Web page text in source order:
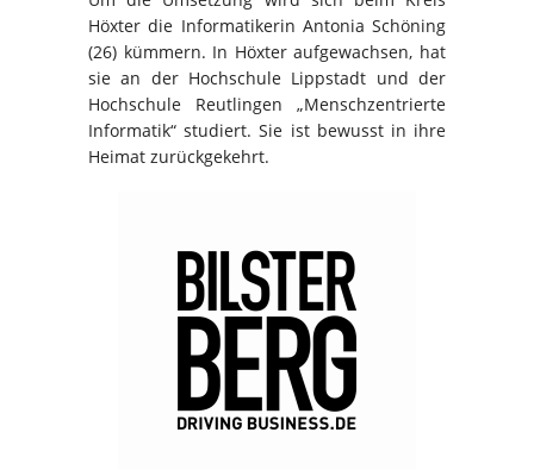
Höxter die Informatikerin Antonia Schöning
(26) kümmern. In Höxter aufgewachsen, hat
sie an der Hochschule Lippstadt und der
Hochschule Reutlingen „Menschzentrierte
Informatik“ studiert. Sie ist bewusst in ihre
Heimat zurückgekehrt.